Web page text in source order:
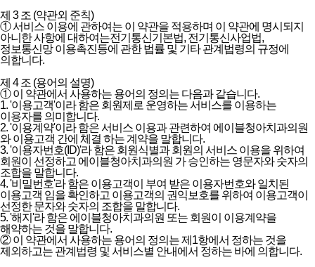
제 3 조 (약관외 준칙)
① 서비스 이용에 관하여는 이 약관을 적용하며 이 약관에 명시되지
아니한 사항에 대하여는전기통신기본법, 전기통신사업법,
정보통신망 이용촉진등에 관한 법률 및 기타 관계법령의 규정에
의합니다.
제 4 조 (용어의 설명)
① 이 약관에서 사용하는 용어의 정의는 다음과 같습니다.
1. '이용고객'이라 함은 회원제로 운영하는 서비스를 이용하는
이용자를 의미합니다.
2. '이용계약'이라 함은 서비스 이용과 관련하여 에이블청아치과의원
와 이용고객 간에 체결 하는 계약을 말합니다.
3. '이용자번호(ID)'라 함은 회원식별과 회원의 서비스 이용을 위하여
회원이 선정하고 에이블청아치과의원 가 승인하는 영문자와 숫자의
조합을 말합니다.
4. '비밀번호'라 함은 이용고객이 부여 받은 이용자번호와 일치된
이용고객 임을 확인하고 이용고객의 권익보호를 위하여 이용고객이
선정한 문자와 숫자의 조합을 말합니다.
5. '해지'라 함은 에이블청아치과의원 또는 회원이 이용계약을
해약하는 것을 말합니다.
② 이 약관에서 사용하는 용어의 정의는 제1항에서 정하는 것을
제외하고는 관계법령 및 서비스별 안내에서 정하는 바에 의합니다.